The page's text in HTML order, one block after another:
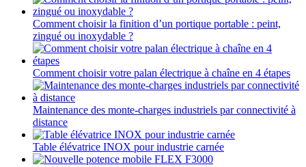
Comment choisir la finition d’un portique portable : peint,
zingué ou inoxydable ?
Comment choisir votre palan électrique à chaîne en 4 étapes
Maintenance des monte-charges industriels par connectivité à
distance
Table élévatrice INOX pour industrie carnée